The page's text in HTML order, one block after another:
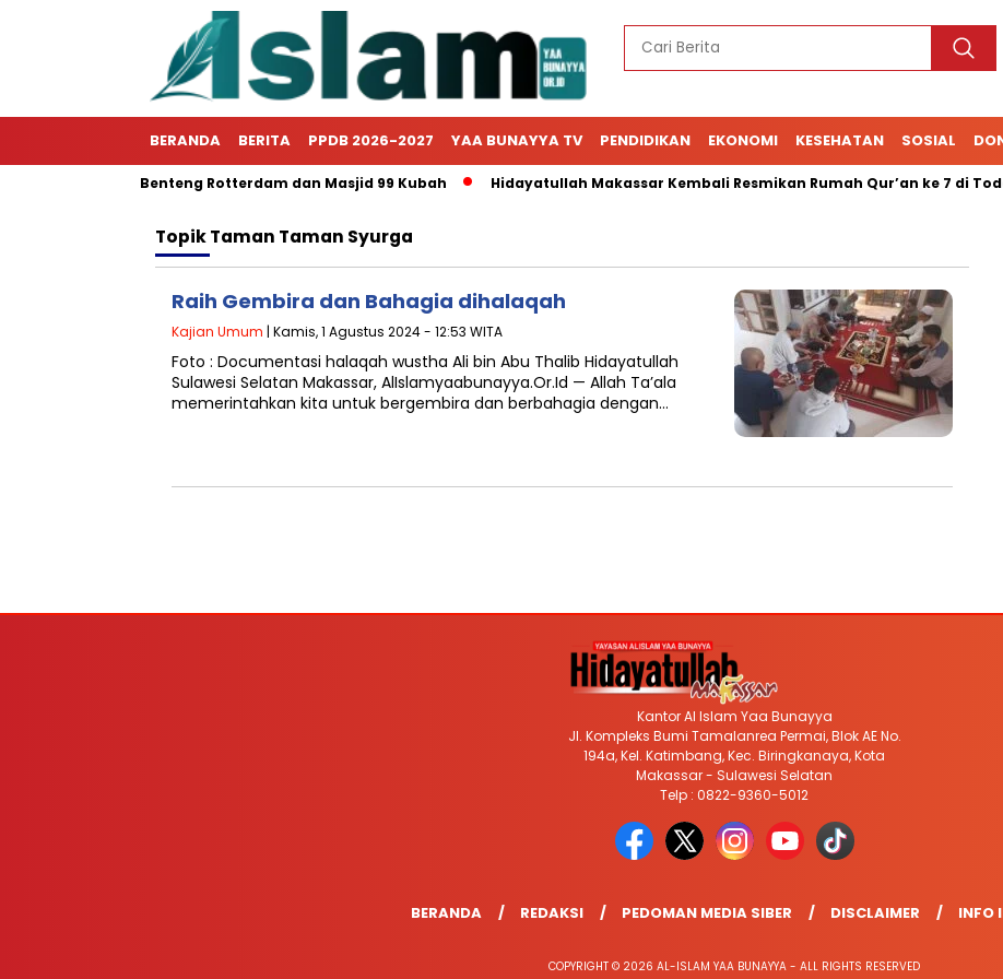
BERANDA BERITA PPDB 2026-2027 YAA BUNAYYA TV PENDIDIKAN EKONOMI KESEHATAN SOSIAL
Outingclass Benteng Rotterdam dan Masjid 99 Kubah Hidayatullah Makassar Kembali Resmikan Rumah Qur’an ke 7 di
TopikTaman Taman Syurga
Raih Gembira dan Bahagia dihalaqah
Kajian Umum | Kamis, 1 Agustus 2024 - 12:53 WITA
Foto : Documentasi halaqah wustha Ali bin Abu Thalib Hidayatullah
Sulawesi Selatan Makassar, AlIslamyaabunayya.Or.Id — Allah Ta’ala
memerintahkan kita untuk bergembira dan berbahagia dengan…
Kantor Al Islam Yaa Bunayya
Jl. Kompleks Bumi Tamalanrea Permai, Blok AE No.
194a, Kel. Katimbang, Kec. Biringkanaya, Kota
Makassar - Sulawesi Selatan
Telp : 0822-9360-5012
BERANDA REDAKSI PEDOMAN MEDIA SIBER DISCLAIMER INFO
COPYRIGHT © 2026 AL-ISLAM YAA BUNAYYA - ALL RIGHTS RESERVED